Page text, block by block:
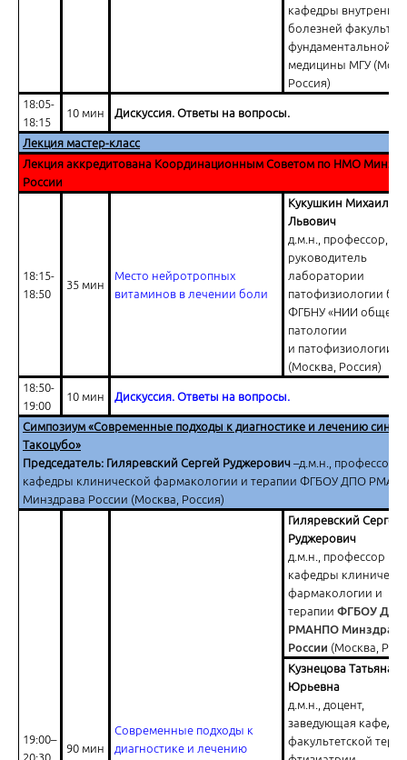
кафедры внутренних
болезней
фундаментальной
медицины МГУ
Россия)
18:05-
18:15
10 мин Дискуссия. Ответы на вопросы.
Лекция мастер-класс
Лекция аккредитована Координационным Советом по НМО
России
18:15-
18:50
35 мин
Место нейротропных
витаминов в лечении боли
Кукушкин Михаил
Львович
д.м.н., профессор,
руководитель
лаборатории
патофизиологии
ФГБНУ «НИИ общей
патологии
и патофизиологии»
(Москва, Россия)
18:50-
19:00
10 мин Дискуссия. Ответы на вопросы.
Симпозиум «Современные подходы к диагностике и лечению
Такоцубо»
Председатель: Гиляревский Сергей Руджерович –д.м.н., профессор
кафедры клинической фармакологии и терапии ФГБОУ ДПО
Минздрава России (Москва, Россия)
19:00–
20:30
90 мин
Современные подходы к
диагностике и лечению
Гиляревский Сергей
Руджерович
д.м.н., профессор
кафедры
фармакологии и
терапии ФГБОУ ДПО
РМАНПО Минздрава
России (Москва,
Кузнецова Татьяна
Юрьевна
д.м.н., доцент,
заведующая
факультетской